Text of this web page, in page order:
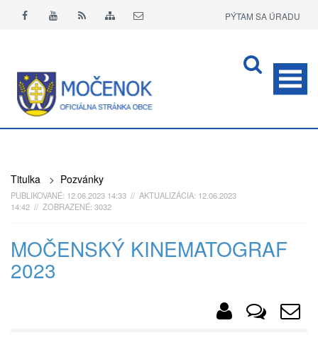
PÝTAM SA ÚRADU
Titulka > Pozvánky
PUBLIKOVANÉ: 12.06.2023 14:33 // AKTUALIZÁCIA: 12.06.2023
14:42 // ZOBRAZENÉ: 3032
MOČENSKÝ KINEMATOGRAF
2023